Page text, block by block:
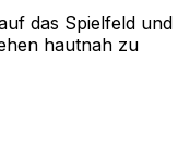
das Spielfeld und
hautnah zu